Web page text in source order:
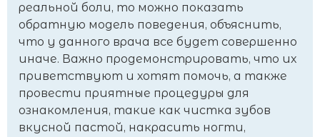
реальной боли, то можно показать
обратную модель поведения, объяснить,
что у данного врача все будет совершенно
иначе. Важно продемонстрировать, что их
приветствуют и хотят помочь, а также
провести приятные процедуры для
ознакомления, такие как чистка зубов
вкусной пастой, накрасить ногти,